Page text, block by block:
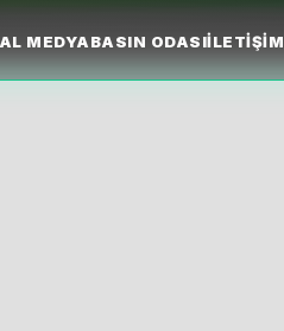
MEDYABASIN ODASIİLETIŞIM